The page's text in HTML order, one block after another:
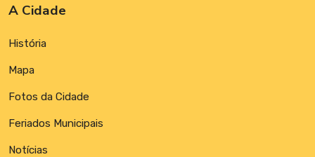
A Cidade
História
Mapa
Fotos da Cidade
Feriados Municipais
Notícias